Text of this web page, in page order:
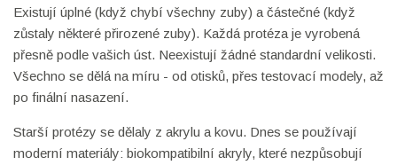
Existují úplné (když chybí všechny zuby) a částečné (když
zůstaly některé přirozené zuby). Každá protéza je vyrobená
přesně podle vašich úst. Neexistují žádné standardní velikosti.
Všechno se dělá na míru - od otisků, přes testovací modely, až
po finální nasazení.
Starší protézy se dělaly z akrylu a kovu. Dnes se používají
moderní materiály: biokompatibilní akryly, které nezpůsobují